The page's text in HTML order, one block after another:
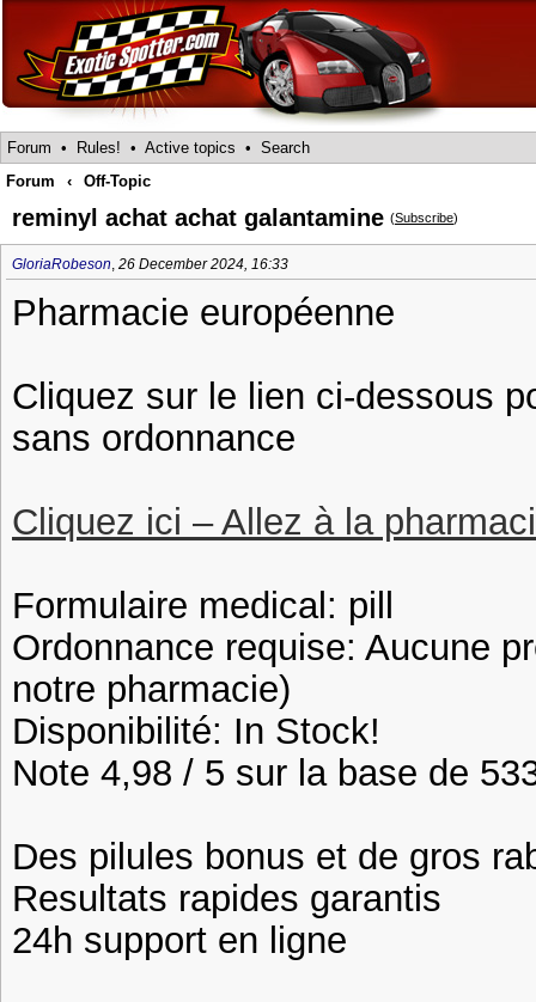
Forum • Rules! • Active topics • Search
Forum
‹ Off-Topic
reminyl achat achat galantamine (Subscribe)
GloriaRobeson, 26 December 2024, 16:33
Pharmacie européenne
Cliquez sur le lien ci-dessous
sans ordonnance
Cliquez ici – Allez à la
Formulaire medical: pill
Ordonnance requise: Aucune
notre pharmacie)
Disponibilité: In Stock!
Note 4,98 / 5 sur la base de
Des pilules bonus et de gros
Resultats rapides garantis
24h support en ligne